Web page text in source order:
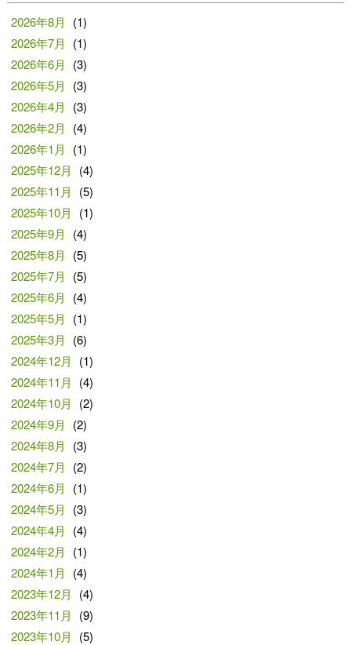
2026年8月
(1)
2026年7月
(1)
2026年6月
(3)
2026年5月
(3)
2026年4月
(3)
2026年2月
(4)
2026年1月
(1)
2025年12月
(4)
2025年11月
(5)
2025年10月
(1)
2025年9月
(4)
2025年8月
(5)
2025年7月
(5)
2025年6月
(4)
2025年5月
(1)
2025年3月
(6)
2024年12月
(1)
2024年11月
(4)
2024年10月
(2)
2024年9月
(2)
2024年8月
(3)
2024年7月
(2)
2024年6月
(1)
2024年5月
(3)
2024年4月
(4)
2024年2月
(1)
2024年1月
(4)
2023年12月
(4)
2023年11月
(9)
2023年10月
(5)